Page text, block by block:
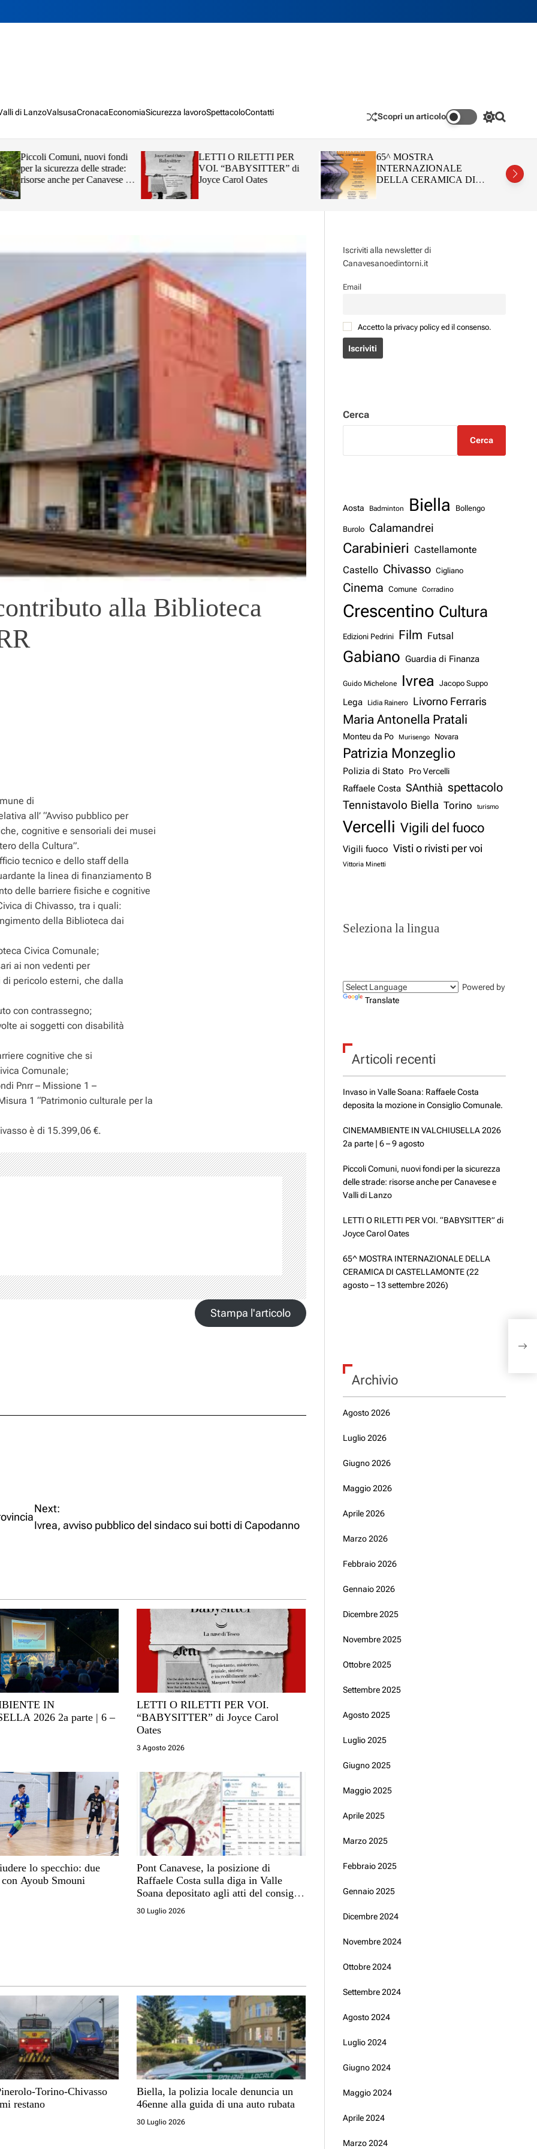
di LanzoValsusaCronacaEconomiaSicurezza lavoroSpettacoloContatti
Scopri un articolo
S
i
c
S
a
Piccoli Comuni, nuovi fondi
per la sicurezza delle strade:
risorse anche per Canavese e
Valli di Lanzo
LETTI O RILETTI PER
VOI. “BABYSITTER” di
Joyce Carol Oates
65^ MOSTRA
INTERNAZIONALE
DELLA CERAMICA DI
CASTELLAMONTE (22
alla Biblioteca
di
all’ “Avviso pubblico per
cognitive e sensoriali dei musei
della Cultura”.
tecnico e dello staff della
la linea di finanziamento B
delle barriere fisiche e cognitive
di Chivasso, tra i quali:
della Biblioteca dai
Civica Comunale;
ai non vedenti per
pericolo esterni, che dalla
con contrassegno;
ai soggetti con disabilità
cognitive che si
Comunale;
Pnrr – Missione 1 –
1 “Patrimonio culturale per la
è di 15.399,06 €.
Stampa l'articolo
Next:
Ivrea, avviso pubblico del sindaco sui botti di Capodanno
IN
2a parte | 6 –
LETTI O RILETTI PER VOI.
“BABYSITTER” di Joyce Carol
Oates
3 Agosto 2026
lo specchio: due
Ayoub Smouni
Pont Canavese, la posizione di
Raffaele Costa sulla diga in Valle
Soana depositato agli atti del consiglio
comunale
30 Luglio 2026
Torino-Chivasso
restano
Biella, la polizia locale denuncia un
46enne alla guida di una auto rubata
30 Luglio 2026
Iscriviti alla newsletter di
Canavesanoedintorni.it
Email
Accetto la privacy policy ed il consenso.
Cerca
Cerca
Aosta Badminton Biella Bollengo
Burolo Calamandrei
Carabinieri Castellamonte
Castello Chivasso Cigliano
Cinema Comune Corradino
Crescentino Cultura
Edizioni Pedrini Film Futsal
Gabiano Guardia di Finanza
Guido Michelone Ivrea Jacopo Suppo
Lega Lidia Rainero Livorno Ferraris
Maria Antonella Pratali
Monteu da Po Murisengo Novara
Patrizia Monzeglio
Polizia di Stato Pro Vercelli
Raffaele Costa SAnthià spettacolo
Tennistavolo Biella Torino turismo
Vercelli Vigili del fuoco
Vigili fuoco Visti o rivisti per voi
Vittoria Minetti
Seleziona la lingua
Powered by
Translate
Articoli recenti
Invaso in Valle Soana: Raffaele Costa
deposita la mozione in Consiglio Comunale.
CINEMAMBIENTE IN VALCHIUSELLA 2026
2a parte | 6 – 9 agosto
Piccoli Comuni, nuovi fondi per la sicurezza
delle strade: risorse anche per Canavese e
Valli di Lanzo
LETTI O RILETTI PER VOI. “BABYSITTER” di
Joyce Carol Oates
65^ MOSTRA INTERNAZIONALE DELLA
CERAMICA DI CASTELLAMONTE (22
agosto – 13 settembre 2026)
Archivio
Agosto 2026
Luglio 2026
Giugno 2026
Maggio 2026
Aprile 2026
Marzo 2026
Febbraio 2026
Gennaio 2026
Dicembre 2025
Novembre 2025
Ottobre 2025
Settembre 2025
Agosto 2025
Luglio 2025
Giugno 2025
Maggio 2025
Aprile 2025
Marzo 2025
Febbraio 2025
Gennaio 2025
Dicembre 2024
Novembre 2024
Ottobre 2024
Settembre 2024
Agosto 2024
Luglio 2024
Giugno 2024
Maggio 2024
Aprile 2024
Marzo 2024